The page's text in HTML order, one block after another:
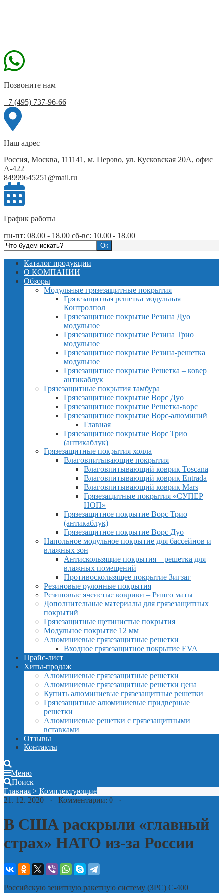
Позвоните нам
+7 (495) 737-96-66
Наш адрес
Россия, Москва, 111141, м. Перово, ул. Кусковская 20А, офис
А-422
84999645251@mail.ru
График работы
пн-пт: 08.00 - 18.00 сб-вс: 10.00 - 18.00
Каталог продукции
О КОМПАНИИ
Обзоры
Модульные грязезащитные покрытия
Грязезащитная решетка модульная
Контролпол
Грязезащитное покрытие Резина Дуо
модульное
Грязезащитное покрытие Резина Трио
модульное
Грязезащитное покрытие Резина-решетка
модульное
Грязезащитное покрытие Решетка – ковер
антикаблук
Грязезащитные покрытия тамбура
Грязезащитное покрытие Ворс Дуо
Грязезащитное покрытие Решетка-ворс
Грязезащитное покрытие Ворс-алюминий
Главная
Грязезащитное покрытие Ворс Трио
(антикаблук)
Грязезащитные покрытия холла
Влаговпитывающие покрытия
Влаговпитывающий коврик Toscana
Влаговпитывающий коврик Entrada
Влаговпитывающий коврик Mars
Грязезащитные покрытия «СУПЕР
НОП»
Грязезащитное покрытие Ворс Трио
(антикаблук)
Грязезащитное покрытие Ворс Дуо
Напольное модульное покрытие для бассейнов и
влажных зон
Антискользящие покрытия – решетка для
влажных помещений
Противоскользящее покрытие Зигзаг
Резиновые рулонные покрытия
Резиновые ячеистые коврики – Ринго маты
Дополнительные материалы для грязезащитных
покрытий
Грязезащитные щетинистые покрытия
Модульное покрытие 12 мм
Алюминиевые грязезащитные решетки
Входное грязезащитное покрытие EVA
Прайс-лист
Хиты-продаж
Алюминиевые грязезащитные решетки
Алюминиевые грязезащитные решетки цена
Купить алюминиевые грязезащитные решетки
Грязезащитные алюминиевые придверные
решетки
Алюминиевые решетки с грязезащитными
вставками
Отзывы
Контакты
Меню
Поиск
Главная > Комплектующие
21. 12. 2020 · Комментарии: 0 ·
В США раскрыли «главный
страх» НАТО из-за России
Российскую зенитную ракетную систему (ЗРС) С-400